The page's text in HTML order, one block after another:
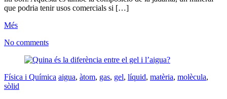
que podria tenir usos comercials si […]
Més
No comments
Física i Química aigua, àtom, gas, gel, líquid, matèria, molècula,
sòlid